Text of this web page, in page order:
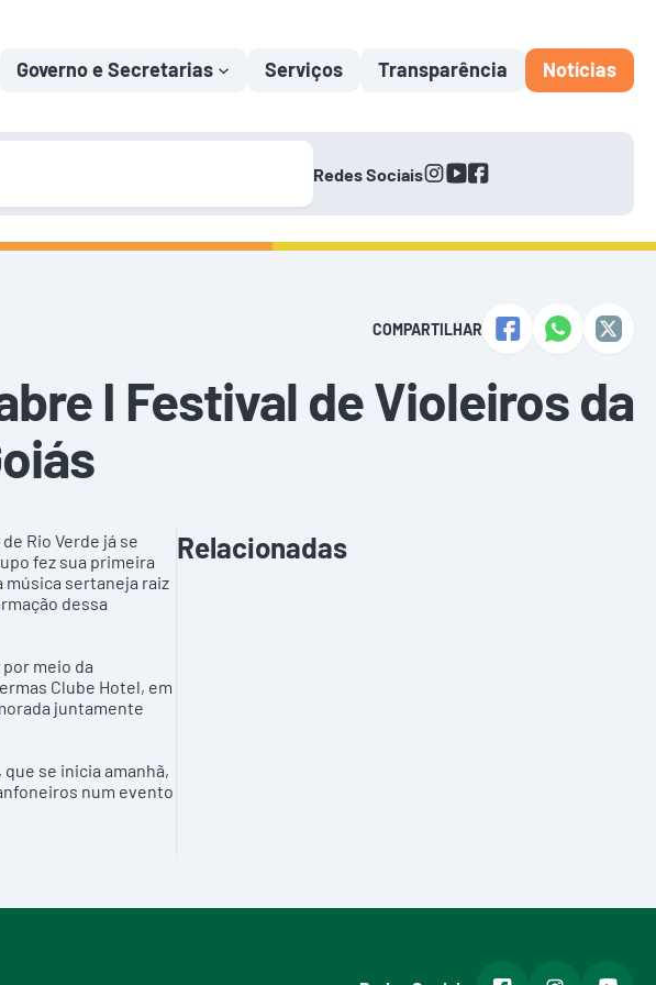
Governo e Secretarias Serviços Transparência Notícias
Redes Sociaisinstagram
youtube
facebook
COMPARTILHAR
I Festival de Violeiros da
Rio Verde já se
fez sua primeira
música sertaneja raiz
dessa
meio da
Clube Hotel, em
juntamente
se inicia amanhã,
num evento
Relacionadas